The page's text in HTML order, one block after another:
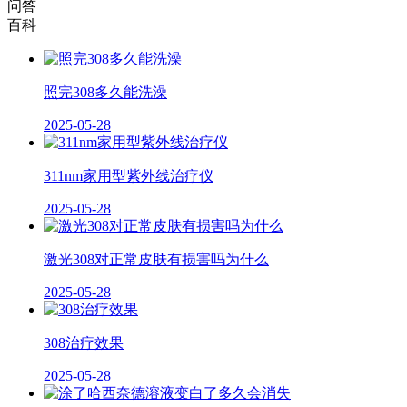
问答
百科
照完308多久能洗澡
2025-05-28
311nm家用型紫外线治疗仪
2025-05-28
激光308对正常皮肤有损害吗为什么
2025-05-28
308治疗效果
2025-05-28